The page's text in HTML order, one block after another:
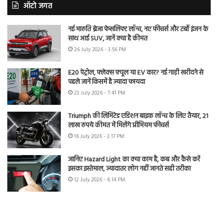
ऑटो जगत
नई मारुति ब्रेजा फेसलिफ्ट लॉन्च, नए फीचर्स और टर्बो इंजन के
साथ आई SUV, जानें क्या है कीमत
26 July 2026 - 3:56 PM
E20 पेट्रोल, फ्लेक्स फ्यूल या EV कार? नई गाड़ी खरीदने से
पहले जानें किसमें है ज्यादा फायदा
23 July 2026 - 7:41 PM
Triumph की लिमिटेड एडिशन बाइक लॉन्च के लिए तैयार, 21
लाख रुपये कीमत में मिलेंगे प्रीमियम फीचर्स
16 July 2026 - 3:17 PM
जानिए Hazard Light का क्या काम है, कब और कैसे करें
इसका इस्तेमाल, ज्यादातर लोग नहीं जानते सही तरीका
12 July 2026 - 6:14 PM